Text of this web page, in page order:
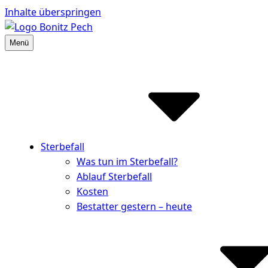
Inhalte überspringen
Bestattungshaus Bonitz Pech
Partner der Hinterbliebenen
Menü
Sterbefall
Was tun im Sterbefall?
Ablauf Sterbefall
Kosten
Bestatter gestern – heute